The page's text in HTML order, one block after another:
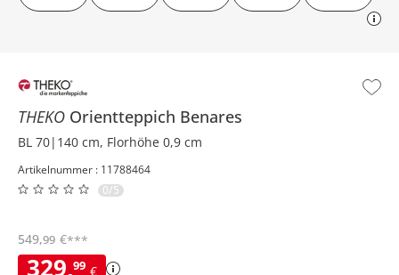
THEKO Orientteppich Benares
BL 70|140 cm, Florhöhe 0,9 cm
Artikelnummer : 11788464
0/5
329,99 €
549,99 €***